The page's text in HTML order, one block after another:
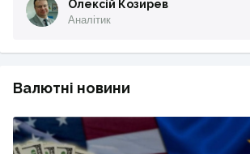
Олексій Козирев
Аналітик
Валютні новини